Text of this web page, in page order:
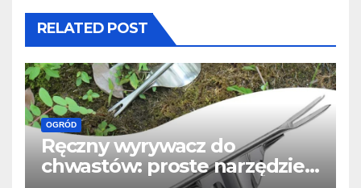
RELATED POST
OGRÓD
Ręczny wyrywacz do
chwastów: proste narzędzie,